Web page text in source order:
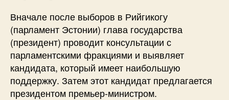
Вначале после выборов в Рийгикогу
(парламент Эстонии) глава государства
(президент) проводит консультации с
парламентскими фракциями и выявляет
кандидата, который имеет наибольшую
поддержку. Затем этот кандидат предлагается
президентом премьер-министром.